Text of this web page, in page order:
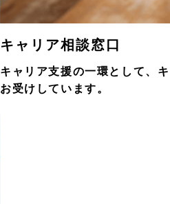
キャリア相談窓口
キャリア支援の一環として、
お受けしています。